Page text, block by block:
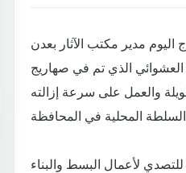
اليوم مدير مكتب الآثار بعدن
العشوائي الذي تم في صهاريج
والعمل على سرعة إزالته
لأعمال البسط والبناء